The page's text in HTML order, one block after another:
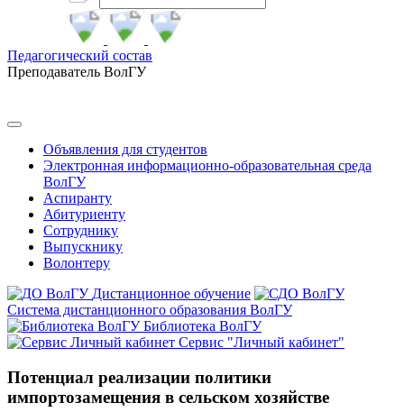
Педагогический состав
Преподаватель ВолГУ
Объявления для студентов
Электронная информационно-образовательная среда
ВолГУ
Аспиранту
Абитуриенту
Сотруднику
Выпускнику
Волонтеру
Дистанционное обучение
Система дистанционного образования ВолГУ
Библиотека ВолГУ
Сервис "Личный кабинет"
Потенциал реализации политики
импортозамещения в сельском хозяйстве